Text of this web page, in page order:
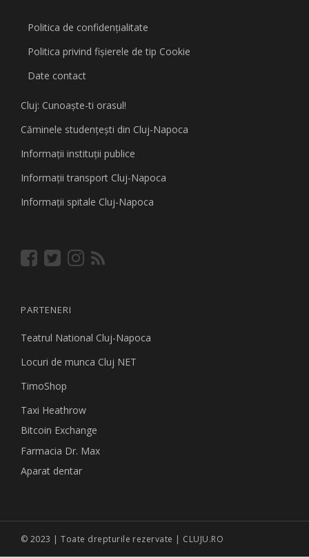
Politica de confidențialitate
Politica privind fişierele de tip Cookie
Date contact
Cluj: Cunoaşte-ti orasul!
Căminele studenţeşti din Cluj-Napoca
Informaţii instituţii publice
Informaţii transport Cluj-Napoca
Informaţii spitale Cluj-Napoca
PARTENERI
Teatrul National Cluj-Napoca
Locuri de munca Cluj NET
TimoShop
Taxi Heathrow
Bitcoin Exchange
Farmacia Dr. Max
Aparat dentar
© 2023 | Toate drepturile rezervate | CLUJU.RO